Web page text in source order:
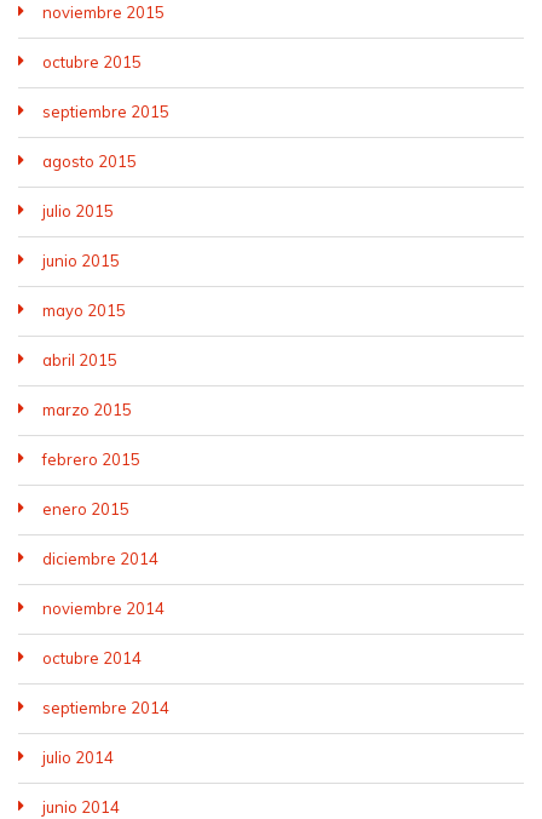
noviembre 2015
octubre 2015
septiembre 2015
agosto 2015
julio 2015
junio 2015
mayo 2015
abril 2015
marzo 2015
febrero 2015
enero 2015
diciembre 2014
noviembre 2014
octubre 2014
septiembre 2014
julio 2014
junio 2014